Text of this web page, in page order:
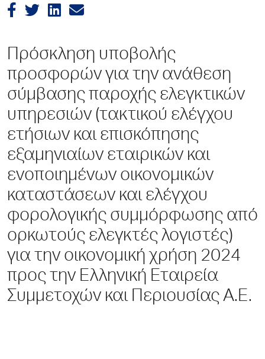
Πρόσκληση υποβολής
προσφορών για την ανάθεση
σύμβασης παροχής ελεγκτικών
υπηρεσιών (τακτικού ελέγχου
ετήσιων και επισκόπησης
εξαμηνιαίων εταιρικών και
ενοποιημένων οικονομικών
καταστάσεων και ελέγχου
φορολογικής συμμόρφωσης από
ορκωτούς ελεγκτές λογιστές)
για την οικονομική χρήση 2024
προς την Ελληνική Εταιρεία
Συμμετοχών και Περιουσίας Α.Ε.